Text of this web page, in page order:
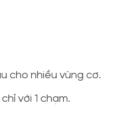
cho nhiều vùng cơ.
với 1 chạm.